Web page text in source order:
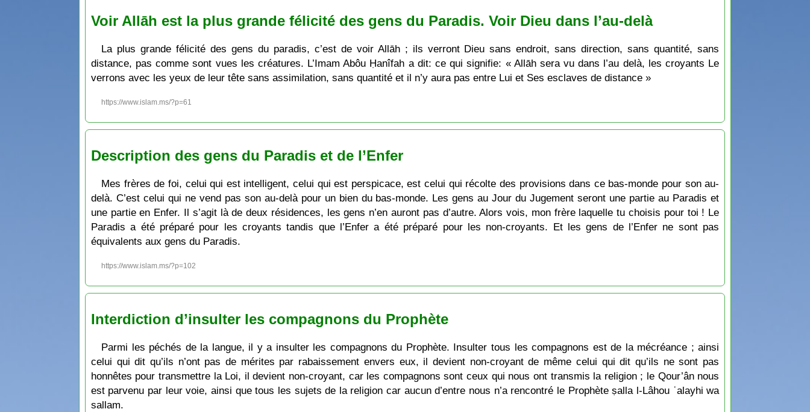
Voir Allāh est la plus grande félicité des gens du Paradis. Voir Dieu dans l’au-delà
La plus grande félicité des gens du paradis, c’est de voir Allāh ; ils verront Dieu sans endroit, sans direction, sans quantité, sans
distance, pas comme sont vues les créatures. L’Imam Abôu Ḥanîfah a dit: ce qui signifie: « Allāh sera vu dans l’au delà, les croyants Le
verrons avec les yeux de leur tête sans assimilation, sans quantité et il n’y aura pas entre Lui et Ses esclaves de distance »
https://www.islam.ms/?p=61
Description des gens du Paradis et de l’Enfer
Mes frères de foi, celui qui est intelligent, celui qui est perspicace, est celui qui récolte des provisions dans ce bas-monde pour son au-
delà. C’est celui qui ne vend pas son au-delà pour un bien du bas-monde. Les gens au Jour du Jugement seront une partie au Paradis et
une partie en Enfer. Il s’agit là de deux résidences, les gens n’en auront pas d’autre. Alors vois, mon frère laquelle tu choisis pour toi ! Le
Paradis a été préparé pour les croyants tandis que l’Enfer a été préparé pour les non-croyants. Et les gens de l’Enfer ne sont pas
équivalents aux gens du Paradis.
https://www.islam.ms/?p=102
Interdiction d’insulter les compagnons du Prophète
Parmi les péchés de la langue, il y a insulter les compagnons du Prophète. Insulter tous les compagnons est de la mécréance ; ainsi
celui qui dit qu’ils n’ont pas de mérites par rabaissement envers eux, il devient non-croyant de même celui qui dit qu’ils ne sont pas
honnêtes pour transmettre la Loi, il devient non-croyant, car les compagnons sont ceux qui nous ont transmis la religion ; le Qour’ân nous
est parvenu par leur voie, ainsi que tous les sujets de la religion car aucun d’entre nous n’a rencontré le Prophète ṣalla l-Lâhou ʿalayhi wa
sallam.